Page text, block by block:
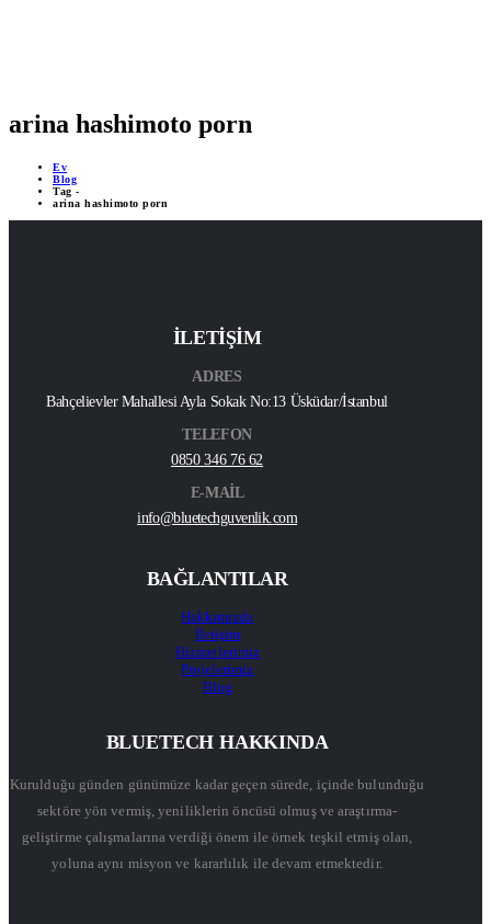
arina hashimoto porn
Ev
Blog
Tag -
arina hashimoto porn
İLETİŞİM
ADRES
Bahçelievler Mahallesi Ayla Sokak No:13 Üsküdar/İstanbul
TELEFON
0850 346 76 62
E-MAİL
info@bluetechguvenlik.com
BAĞLANTILAR
Hakkımızda
İletişim
Hizmetlerimiz
Projelerimiz
Blog
BLUETECH HAKKINDA
Kurulduğu günden günümüze kadar geçen sürede, içinde bulunduğu
sektöre yön vermiş, yeniliklerin öncüsü olmuş ve araştırma-
geliştirme çalışmalarına verdiği önem ile örnek teşkil etmiş olan,
yoluna aynı misyon ve kararlılık ile devam etmektedir.